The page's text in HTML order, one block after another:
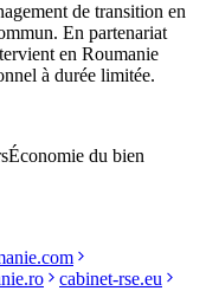
de transition en
En partenariat
en Roumanie
à durée limitée.
Économie du bien
cabinet-rse.eu